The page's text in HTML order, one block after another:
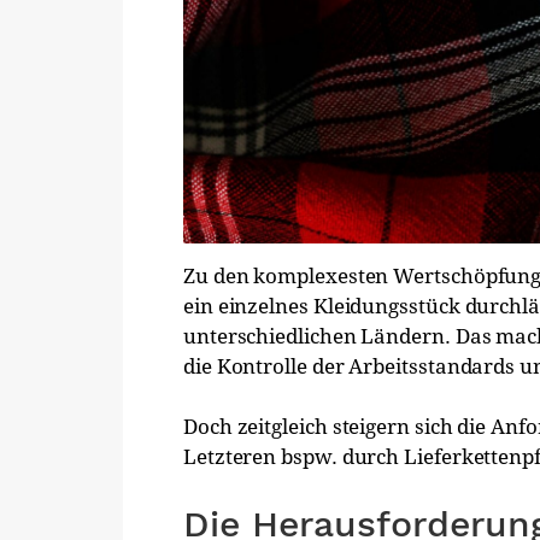
Zu den komplexesten
ein einzelnes Kleidungsstück
unterschiedlichen Ländern. Das
die Kontrolle der Arbeitsstandards
Doch zeitgleich steigern sich die
Letzteren bspw. durch
Die